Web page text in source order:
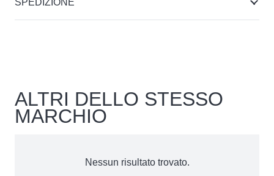
ALTRI DELLO STESSO
MARCHIO
Nessun risultato trovato.